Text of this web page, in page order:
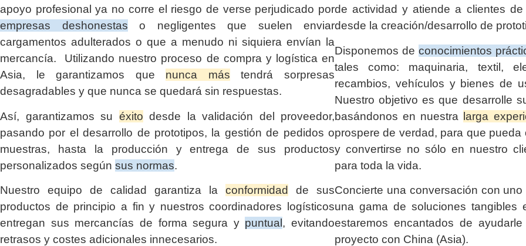
apoyo profesional ya no corre el riesgo de verse perjudicado por
empresas deshonestas o negligentes que suelen enviar
cargamentos adulterados o que a menudo ni siquiera envían la
mercancía. Utilizando nuestro proceso de compra y logística en
Asia, le garantizamos que nunca más tendrá sorpresas
desagradables y que nunca se quedará sin respuestas.
Así, garantizamos su éxito desde la validación del proveedor,
pasando por el desarrollo de prototipos, la gestión de pedidos o
muestras, hasta la producción y entrega de sus productos
personalizados según sus normas.
Nuestro equipo de calidad garantiza la conformidad
de sus
productos de principio a fin y nuestros coordinadores logísticos
entregan sus mercancías de forma segura y puntual , evitando
retrasos y costes adicionales innecesarios.
de actividad y atiende a clientes
desde la creación/desarrollo de
Disponemos de conocimientos
tales como: maquinaria, textil,
recambios, vehículos y bienes de
Nuestro objetivo es que desarrolle
basándonos en nuestra larga
prospere de verdad, para que
y convertirse no sólo en nuestro
para toda la vida.
Concierte una conversación con
una gama de soluciones
estaremos encantados de
proyecto con China (Asia).